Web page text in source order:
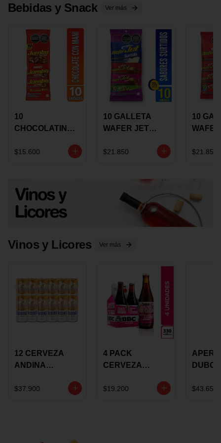
Bebidas y Snack Ver más
10
CHOCOLATINA
17 GRS
$15.600
10 GALLETA
WAFER JET
GRS
$21.850
10
GRS
$21.850
Vinos y Licores Ver más
12 CERVEZA
ANDINA
LATON
$37.900
4 PACK
CERVEZA
ROSE BBC
$19.200
VINO
$43.650